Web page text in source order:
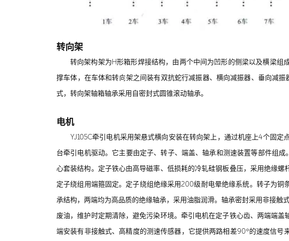
转向架
转向架构架为H形箱形焊接结构，由两个中间为凹形的侧梁以及横梁
撑车体，在车体和转向架之间装有双抗蛇行减振器、横向减振器、垂向减
式，转向架轴箱轴承采用自密封式圆锥滚动轴承。
电机
YJ105C牵引电机采用架悬式横向安装在转向架上，通过机座上4个固
台牵引电机驱动。它主要由定子、转子、端盖、轴承和测速装置等部件组
心套装结构。定子铁心由高导磁率、低损耗的冷轧硅钢板叠压，采用绝缘
定子绕组用端箍固定。定子绕组绝缘采用200级耐电晕绝缘系统。转子为
承结构，两端均为高品质的绝缘轴承，采用油脂润滑。轴承密封采用非接
废油，维护时定期清除，避免污染环境。牵引电机在定子铁心齿、两端端
端安装有非接触式、高精度的测速传感器，它提供两路相差90°的速度信